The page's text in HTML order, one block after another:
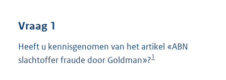
:
9
Vraag 1
Heeft u kennisgenomen van het artikel «ABN
slachtoffer fraude door Goldman»?1